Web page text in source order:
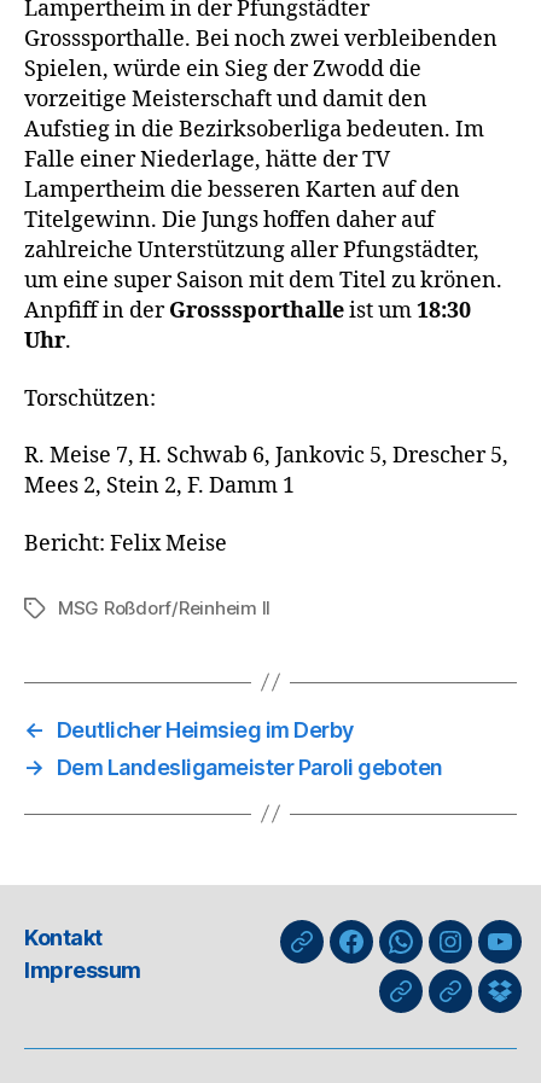
Lampertheim in der Pfungstädter
Grosssporthalle. Bei noch zwei verbleibenden
Spielen, würde ein Sieg der Zwodd die
vorzeitige Meisterschaft und damit den
Aufstieg in die Bezirksoberliga bedeuten. Im
Falle einer Niederlage, hätte der TV
Lampertheim die besseren Karten auf den
Titelgewinn. Die Jungs hoffen daher auf
zahlreiche Unterstützung aller Pfungstädter,
um eine super Saison mit dem Titel zu krönen.
Anpfiff in derGrosssporthalleist um18:30
Uhr.
Torschützen:
R. Meise 7, H. Schwab 6, Jankovic 5, Drescher 5,
Mees 2, Stein 2, F. Damm 1
Bericht: Felix Meise
Schlagwörter
MSG Roßdorf/Reinheim II
←
Deutlicher Heimsieg im Derby
→
Dem Landesligameister Paroli geboten
Kontakt
Impressum
nuLigaFacebookWhatsApp-
Kanal
GIPHYThreads